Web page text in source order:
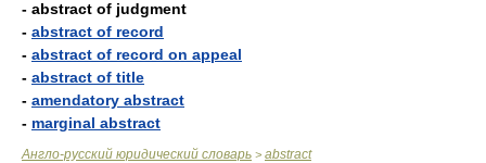
- abstract of judgment
- abstract of record
- abstract of record on appeal
- abstract of title
- amendatory abstract
- marginal abstract
Англо-русский юридический словарь > abstract